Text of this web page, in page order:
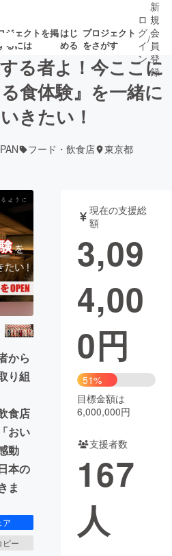
ジェクトを掲
るには
はじ
める
プロジェクト
をさがす
プロ募集終了が近いプ
ジェット
書籍・雑誌
チャレンジ
活性化
Good
CAMPFIRE Creation
税
コミュニティ
ロ
グ
イ
ン
/
新
規
会
員
登
録
る者よ！今ここに
食体験』を一緒に
きたい！
フード・飲食店 東京都
から
り組
食店
おい
動
本の
ま
ア
ピー
現在の支援総
額
3,09
4,00
0円
51%
目標金額は
6,000,000円
支援者数
167
人